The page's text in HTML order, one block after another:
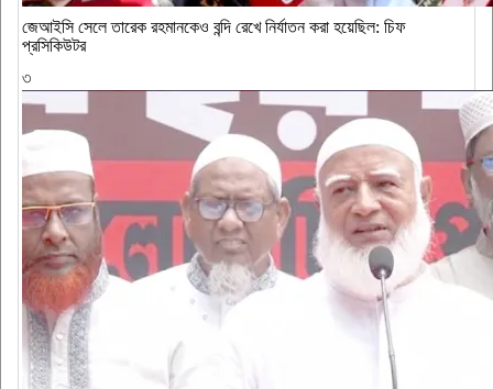
জেআইসি সেলে তারেক রহমানকেও বন্দি রেখে নির্যাতন করা হয়েছিল: চিফ
প্রসিকিউটর
৩